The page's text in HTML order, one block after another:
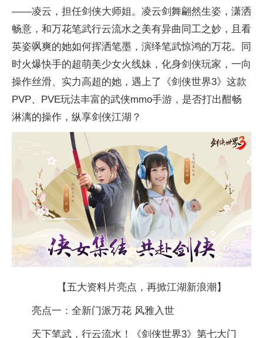
——凌云，担任剑侠大师姐。凌云剑舞翩然生姿，潇洒
畅意，和万花笔武行云流水之美有异曲同工之妙，且看
英姿飒爽的她如何挥洒笔墨，演绎笔武惊鸿的万花。同
时火爆快手的超萌美少女火线妹，化身剑侠玩家 ，一向
操作丝滑、实力高超的她，遇上了《剑侠世界3》这款
PVP、PVE玩法丰富的武侠mmo手游，是否打出酣畅
淋漓的操作，纵享剑侠江湖？
【五大资料片亮点，再掀江湖新浪潮】
亮点一：全新门派万花 风雅入世
天下笔武，行云流水！《剑侠世界3》第七大门